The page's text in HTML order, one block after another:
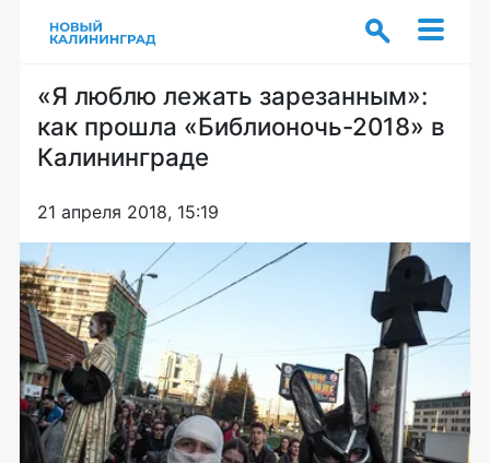
«Я люблю лежать зарезанным»:
как прошла «Библионочь-2018» в
Калининграде
21 апреля 2018, 15:19